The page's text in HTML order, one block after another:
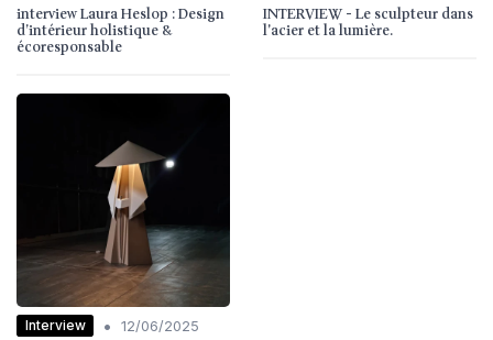
interview Laura Heslop : Design
d’intérieur holistique &
écoresponsable
INTERVIEW - Le sculpteur dans
l'acier et la lumière.
Interview • 12/06/2025